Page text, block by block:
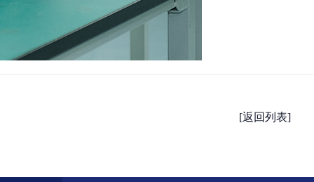
[返回列表]